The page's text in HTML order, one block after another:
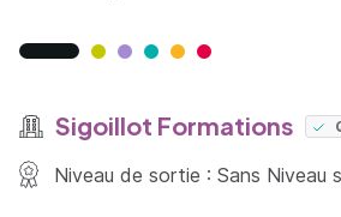
Sigoillot Formations
Niveau de sortie : Sans Niveau